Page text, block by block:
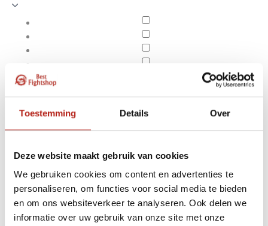
Toestemming Details Over
Deze website maakt gebruik van cookies
We gebruiken cookies om content en advertenties te
personaliseren, om functies voor social media te bieden
en om ons websiteverkeer te analyseren. Ook delen we
informatie over uw gebruik van onze site met onze
Apply filters Bokszak handschoenen